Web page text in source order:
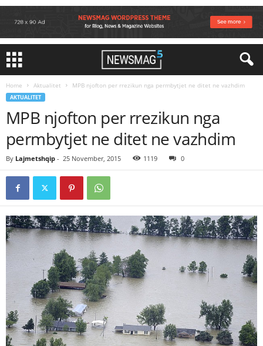
Home Aktualitet MPB njofton per rrezikun nga permbytjet ne ditet ne vazhdim
AKTUALITET
MPB njofton per rrezikun nga
permbytjet ne ditet ne vazhdim
By Lajmetshqip - 25 November, 2015 1119 0